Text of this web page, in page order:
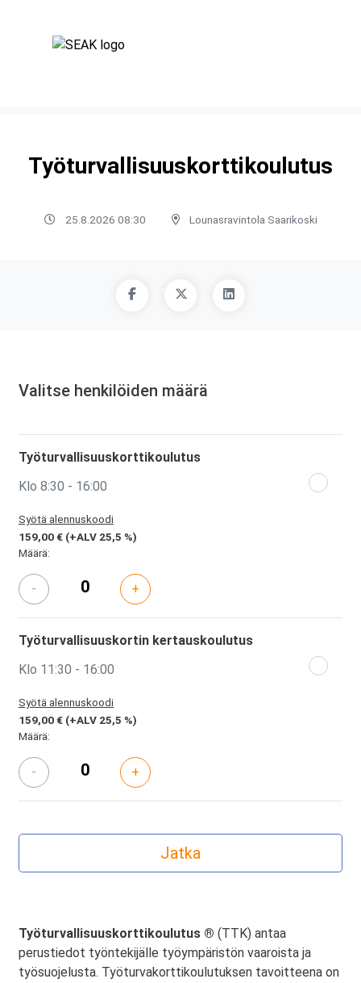
Työturvallisuuskorttikoulutus
25.8.2026 08:30 Lounasravintola Saarikoski
Valitse henkilöiden määrä
Työturvallisuuskorttikoulutus
Klo 8:30 - 16:00
Syötä alennuskoodi
159,00 € (+ALV 25,5 %)
Määrä:
- +
Työturvallisuuskortin kertauskoulutus
Klo 11:30 - 16:00
Syötä alennuskoodi
159,00 € (+ALV 25,5 %)
Määrä:
- +
Työturvallisuuskorttikoulutus ® (TTK) antaa
perustiedot työntekijälle työympäristön vaaroista ja
työsuojelusta. Työturvakorttikoulutuksen tavoitteena on